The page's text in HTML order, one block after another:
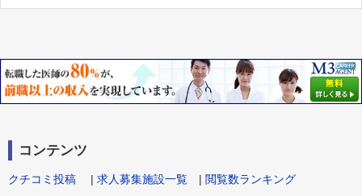
コンテンツ
クチコミ投稿 | 求人募集施設一覧 | 閲覧数ランキング